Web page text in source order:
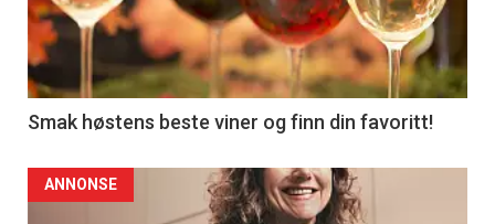
Smak høstens beste viner og finn din favoritt!
ANNONSE